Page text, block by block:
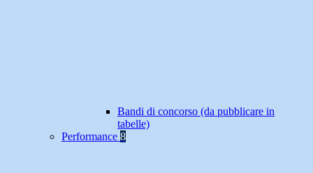
Bandi di concorso (da pubblicare in
tabelle)
Performance 8